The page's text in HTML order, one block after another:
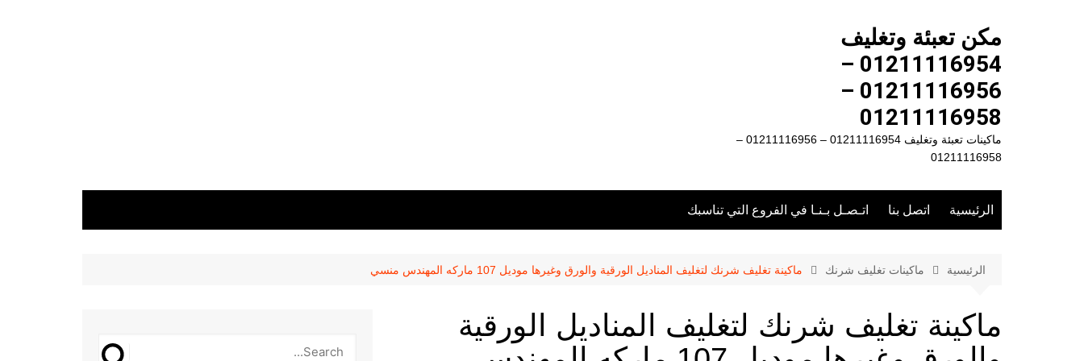
مكن تعبئة وتغليف
01211116954 –
01211116956 –
01211116958
ماكينات تعبئة وتغليف 01211116954 – 01211116956 –
01211116958
الرئيسية اتصل بنا اتـصـل بـنـا في الفروع التي تناسبك
الرئيسية ماكينات تغليف شرنك ماكينة تغليف شرنك لتغليف المناديل الورقية والورق وغيرها موديل 107 ماركه المهندس منسي
ماكينة تغليف شرنك لتغليف المناديل الورقية